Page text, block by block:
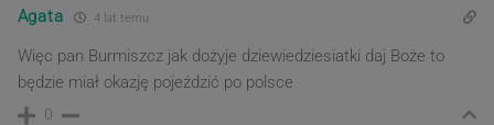
Agata 4 lat temu
Więc pan Burmiszcz jak dożyje dziewiedziesiatki daj Boże to
będzie miał okazję pojeździć po polsce
0